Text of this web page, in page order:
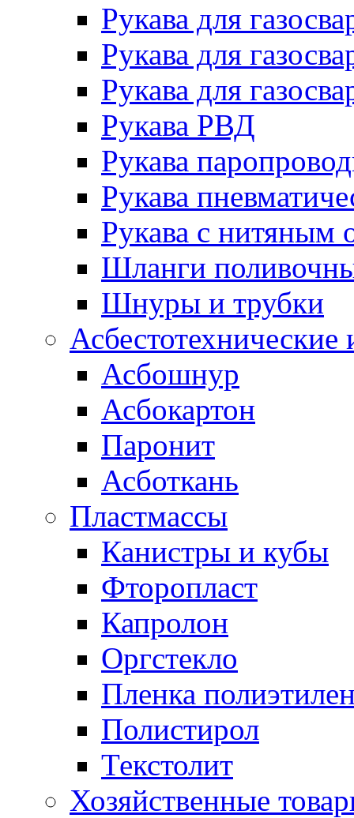
Рукава для
Рукава для
Рукава для
Рукава РВД
Рукава
Рукава
Рукава с нитяным
Шланги
Шнуры и трубки
Асбестотехнические
Асбошнур
Асбокартон
Паронит
Асботкань
Пластмассы
Канистры и кубы
Фторопласт
Капролон
Оргстекло
Пленка
Полистирол
Текстолит
Хозяйственные